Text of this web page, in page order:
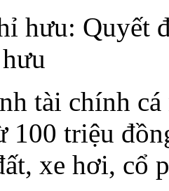
hưu: Quyết
tài chính
100 triệu
xe hơi, cổ